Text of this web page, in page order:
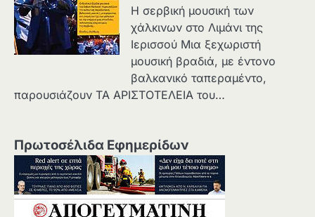
Η σερβική μουσική των
χάλκινων στο Λιμάνι της
Ιερισσού Μια ξεχωριστή
μουσική βραδιά, με έντονο
βαλκανικό ταπεραμέντο,
παρουσιάζουν ΤΑ ΑΡΙΣΤΟΤΕΛΕΙΑ του…
Πρωτοσέλιδα Εφημερίδων